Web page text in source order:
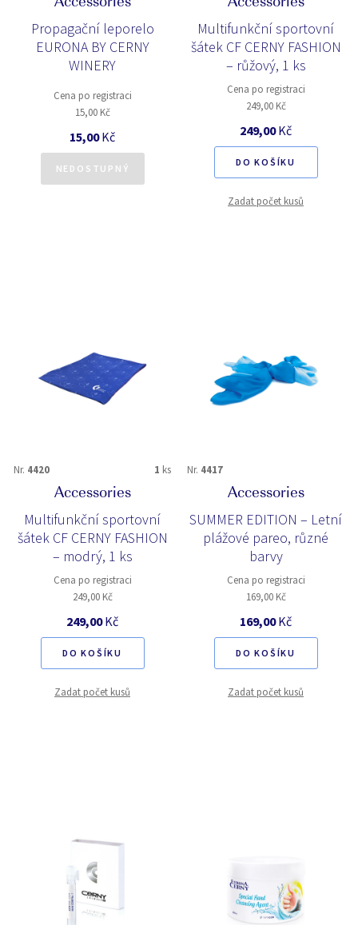
Accessories
Propagační leporelo
EURONA BY CERNY
WINERY
Cena po registraci
15,00 Kč
15,00Kč
NEDOSTUPNÝ
Accessories
Multifunkční sportovní
šátek CF CERNY FASHION
– růžový, 1 ks
Cena po registraci
249,00 Kč
249,00Kč
DO KOŠÍKU
Zadat počet kusů
Nr. 4420 1 ks
Accessories
Multifunkční sportovní
šátek CF CERNY FASHION
– modrý, 1 ks
Cena po registraci
249,00 Kč
249,00Kč
DO KOŠÍKU
Zadat počet kusů
Nr. 4417
Accessories
SUMMER EDITION – Letní
plážové pareo, různé
barvy
Cena po registraci
169,00 Kč
169,00Kč
DO KOŠÍKU
Zadat počet kusů